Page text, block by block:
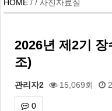
HOME / / 사진자료실
2026년 제2기 장
조)
관리자2 15,069회
0